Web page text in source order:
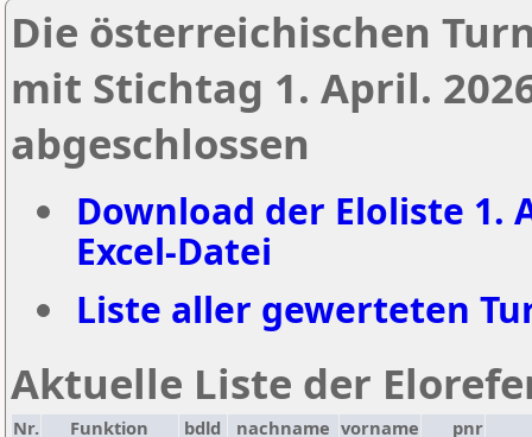
Die österreichischen
mit Stichtag 1. April.
abgeschlossen
Download der Eloliste 1.
Excel-Datei
Liste aller gewerteten
Aktuelle Liste der
Nr. Funktion bdld nachname vorname
pnr